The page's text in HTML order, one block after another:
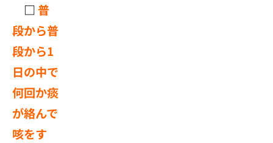
□普
段から普
段から1
日の中で
何回か痰
が絡んで
咳をす